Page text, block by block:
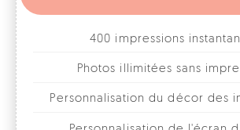
Personnalisation du décor des
Personnalisation de l'écran de
Différents formats